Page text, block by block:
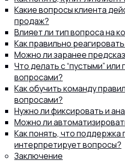
Какие вопросы клиента
продаж?
Влияет ли тип вопроса на
Как правильно
Можно ли заранее
Что делать с “пустыми”
вопросами?
Как обучить команду
вопросами?
Нужно ли фиксировать и
Можно ли
Как понять, что поддержка
интерпретирует вопросы?
Заключение